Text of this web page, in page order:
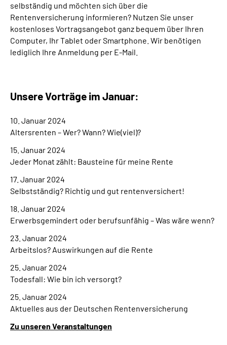
Language
Inhalte in Gebärdensprache (DGS)
selbständig und möchten sich über die
Rentenversicherung informieren? Nutzen Sie unser
kostenloses Vortragsangebot ganz bequem über Ihren
Computer, Ihr Tablet oder Smartphone. Wir benötigen
lediglich Ihre Anmeldung per E-Mail.
Unsere Vorträge im Januar:
10. Januar 2024
Altersrenten – Wer? Wann? Wie(viel)?
15. Januar 2024
Jeder Monat zählt: Bausteine für meine Rente
17. Januar 2024
Selbstständig? Richtig und gut rentenversichert!
18. Januar 2024
Erwerbsgemindert oder berufsunfähig – Was wäre wenn?
23. Januar 2024
Arbeitslos? Auswirkungen auf die Rente
25. Januar 2024
Todesfall: Wie bin ich versorgt?
25. Januar 2024
Aktuelles aus der Deutschen Rentenversicherung
Zu unseren Veranstaltungen